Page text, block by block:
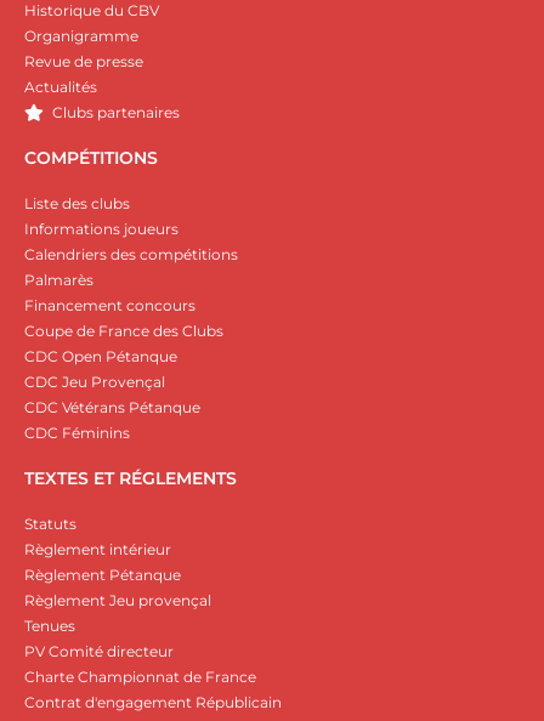
Historique du CBV
Organigramme
Revue de presse
Actualités
Clubs partenaires
COMPÉTITIONS
Liste des clubs
Informations joueurs
Calendriers des compétitions
Palmarès
Financement concours
Coupe de France des Clubs
CDC Open Pétanque
CDC Jeu Provençal
CDC Vétérans Pétanque
CDC Féminins
TEXTES ET RÉGLEMENTS
Statuts
Règlement intérieur
Règlement Pétanque
Règlement Jeu provençal
Tenues
PV Comité directeur
Charte Championnat de France
Contrat d'engagement Républicain